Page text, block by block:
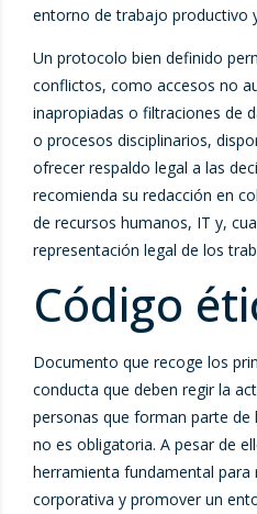
entorno de trabajo productivo
Un protocolo bien definido
conflictos, como accesos no
inapropiadas o filtraciones de
o procesos disciplinarios,
ofrecer respaldo legal a las
recomienda su redacción en
de recursos humanos, IT y,
representación legal de los
Código
Documento que recoge los
conducta que deben regir la
personas que forman parte de
no es obligatoria. A pesar de
herramienta fundamental para
corporativa y promover un